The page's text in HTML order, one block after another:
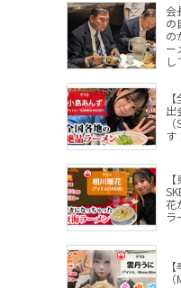
会
の
の
ー
し
出
す
花
ラ